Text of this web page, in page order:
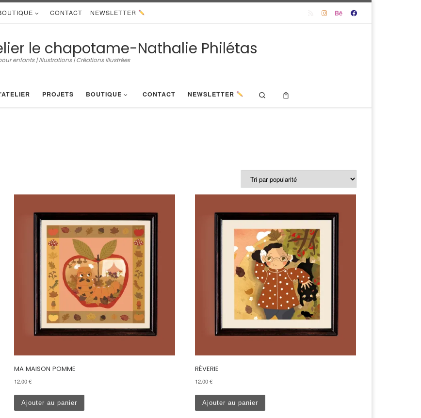
CONTACT NEWSLETTER
le chapotame-Nathalie Philétas
enfants | Illustrations | Créations illustrées
PROJETS BOUTIQUE CONTACT NEWSLETTER Search
MA MAISON POMME
12.00€
Ajouter au panier
RÊVERIE
12.00€
Ajouter au panier